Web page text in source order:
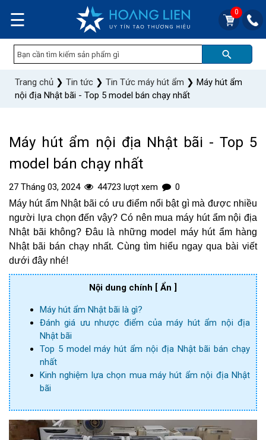
☰ 0
Trang chủ ❯ Tin tức ❯ Tin Tức máy hút ẩm ❯ Máy hút ẩm
nội địa Nhật bãi - Top 5 model bán chạy nhất
Máy hút ẩm nội địa Nhật bãi - Top 5
model bán chạy nhất
27 Tháng 03, 2024 44723 lượt xem 0
Máy hút ẩm Nhật bãi có ưu điểm nổi bật gì mà được nhiều
người lựa chọn đến vậy? Có nên mua máy hút ẩm nội địa
Nhật bãi không? Đâu là những model máy hút ẩm hàng
Nhật bãi bán chạy nhất. Cùng tìm hiểu ngay qua bài viết
dưới đây nhé!
Nội dung chính [ Ẩn ]
Máy hút ẩm Nhật bãi là gì?
Đánh giá ưu nhược điểm của máy hút ẩm nội địa
Nhật bãi
Top 5 model máy hút ẩm nội địa Nhật bãi bán chạy
nhất
Kinh nghiệm lựa chọn mua máy hút ẩm nội địa Nhật
bãi